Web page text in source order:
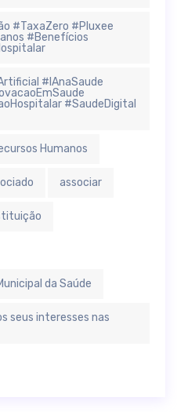
#TaxaZero #Pluxee
#Benefícios
#IAnaSaude
#SaudeDigital
Humanos
associar
da Saúde
seus interesses nas